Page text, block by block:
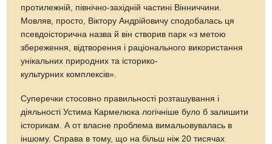
протилежній, північно-західній частині Вінниччини.
Мовляв, просто, Віктору Андрійовичу сподобалась ця
псевдоісторична назва й він створив парк «з метою
збереження, відтворення і раціонального використання
унікальних природних та історико-
культурних комплексів».
Суперечки стосовно правильності розташування і
діяльності Устима Кармелюка логічніше було б залишити
історикам. А от власне проблема вимальовувалась в
іншому. Справа в тому, що на більш ніж 20 тисячах